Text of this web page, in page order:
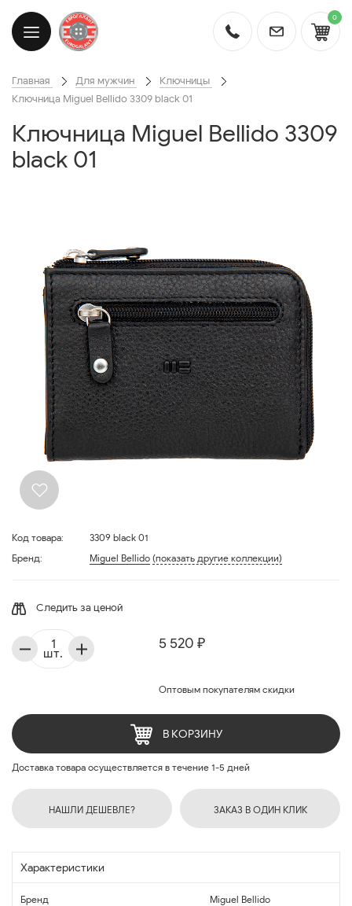
0
Главная Для мужчин
Ключницы
Ключница Miguel Bellido 3309 black 01
Ключница Miguel Bellido 3309
black 01
Код товара:
3309 black 01
Бренд:
Miguel Bellido (показать другие коллекции)
Следить за ценой
5 520 ₽
Оптовым покупателям скидки
шт.
В КОРЗИНУ
Доставка товара осуществляется в течение 1-5 дней
НАШЛИ ДЕШЕВЛЕ? ЗАКАЗ В ОДИН КЛИК
Характеристики
Бренд Miguel Bellido